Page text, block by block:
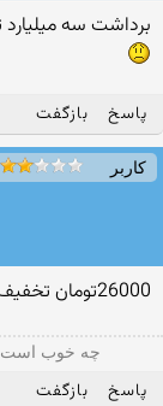
برداشت سه میلیارد
پاسخ بازگفت
کاربر
26000تومان تخفیف تپسی
چه خوب است
پاسخ بازگفت